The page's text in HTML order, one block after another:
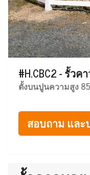
#H.CBC2 - รั้ว
ตั้งบนปูนความสูง
สอบถาม และ